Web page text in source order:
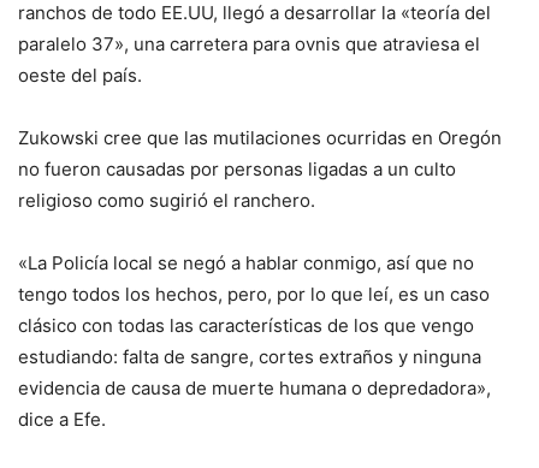
ranchos de todo EE.UU, llegó a desarrollar la «teoría del
paralelo 37», una carretera para ovnis que atraviesa el
oeste del país.
Zukowski cree que las mutilaciones ocurridas en Oregón
no fueron causadas por personas ligadas a un culto
religioso como sugirió el ranchero.
«La Policía local se negó a hablar conmigo, así que no
tengo todos los hechos, pero, por lo que leí, es un caso
clásico con todas las características de los que vengo
estudiando: falta de sangre, cortes extraños y ninguna
evidencia de causa de muerte humana o depredadora»,
dice a Efe.